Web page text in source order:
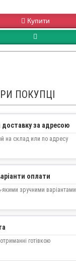
Купити
ПОКУПЦІ
за адресою
на склад или по адресу
оплати
якими зручними варіантами
готівкою